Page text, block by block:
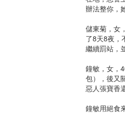
辦法整你，
儲東菊，女
了8天8夜，
繼續罰站，
鐘敏，女，
包），後又
惡人張寶香
鐘敏用絕食